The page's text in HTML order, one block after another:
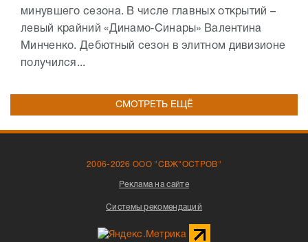
минувшего сезона. В числе главных открытий –
левый крайний «Динамо‑Синары» Валентина
Минченко. Дебютный сезон в элитном дивизионе
получился...
СМОТРЕТЬ ЕЩЁ
2006-2026 ООО "СВЖ"ОСТРОВ"
Реклама на сайте
Системы рекомендаций